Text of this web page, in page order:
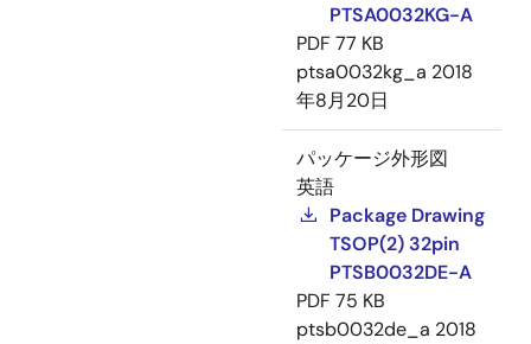
PTSA0032KG-A
PDF 77 KB
ptsa0032kg_a 2018
年8月20日
パッケージ外形図
英語
Package Drawing
TSOP(2) 32pin
PTSB0032DE-A
PDF 75 KB
ptsb0032de_a 2018